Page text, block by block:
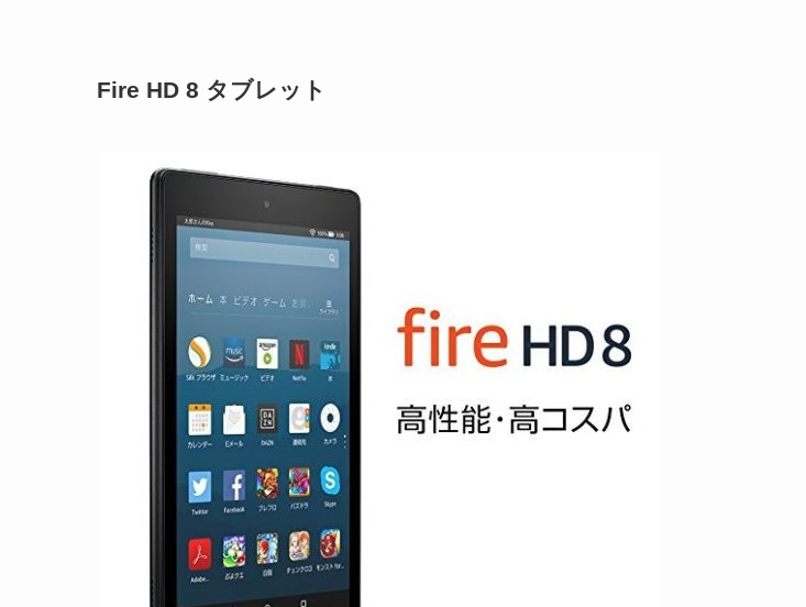
Fire HD 8 タブレット